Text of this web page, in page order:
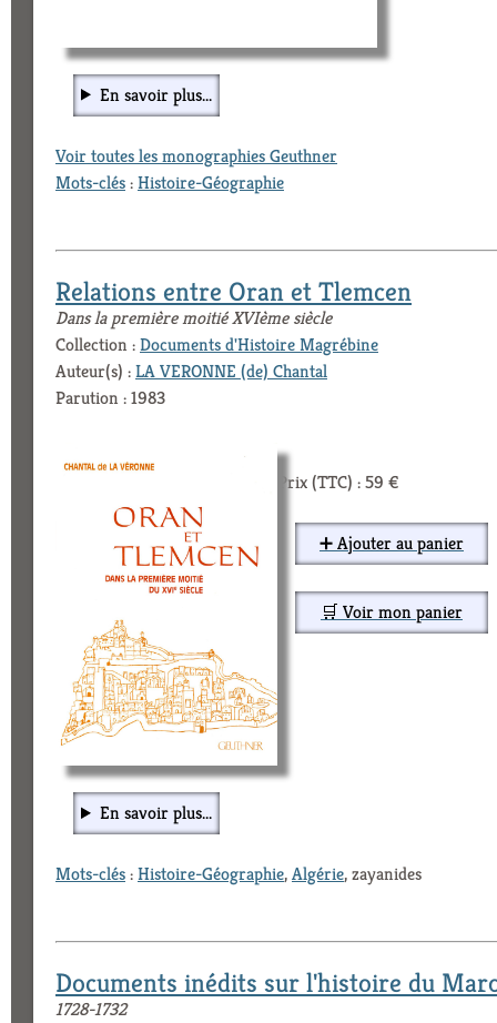
En savoir plus...
Voir toutes les monographies Geuthner
Mots-clés:Histoire-Géographie
Relations entre Oran et Tlemcen
Dans la première moitié XVIème siècle
Collection :Documents d'Histoire Magrébine
Auteur(s) :LA VERONNE (de) Chantal
Parution : 1983
Prix (TTC) : 59 €
➕ Ajouter au panier
🛒 Voir mon panier
En savoir plus...
Mots-clés:Histoire-Géographie,Algérie, zayanides
Documents inédits sur l'histoire du
1728-1732